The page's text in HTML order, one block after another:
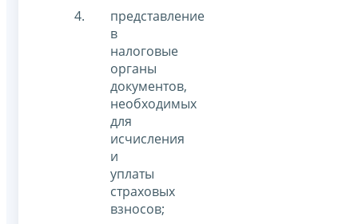
представление
в
налоговые
органы
документов,
необходимых
для
исчисления
и
уплаты
страховых
взносов;